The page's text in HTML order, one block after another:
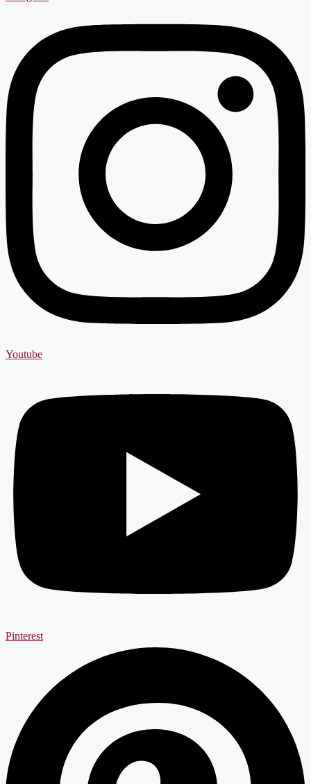
Youtube
Pinterest